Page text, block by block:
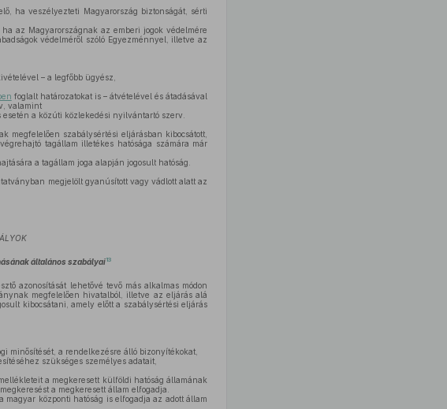
ha veszélyezteti Magyarország biztonságát, sérti
az Magyarországnak az emberi jogok védelmére
védelméről szóló Egyezménnyel, illetve az
– a legfőbb ügyész,
foglalt határozatokat is – átvételével és átadásával
valamint
a közúti közlekedési nyilvántartó szerv.
megfelelően szabálysértési eljárásban kibocsátott,
tagállam illetékes hatósága számára már
a tagállam joga alapján jogosult hatóság.
megjelölt gyanúsított vagy vádlott alatt az
általános szabályai13
azonosítását lehetővé tevő más alkalmas módon
megfelelően hivatalból, illetve az eljárás alá
kibocsátani, amely előtt a szabálysértési eljárás
minősítését, a rendelkezésre álló bizonyítékokat,
szükséges személyes adatait,
a megkeresett külföldi hatóság államának
a megkeresett állam elfogadja.
központi hatóság is elfogadja az adott állam